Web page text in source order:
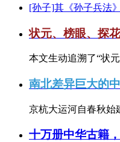
[孙子]其《孙子兵法
状元、榜眼、探
本文生动追溯了“状
南北差异巨大的
京杭大运河自春秋始
十万册中华古籍